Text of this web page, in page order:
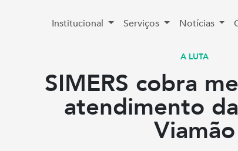
Institucional Serviços Notícias
A LUTA
SIMERS cobra
atendimento
Viamão